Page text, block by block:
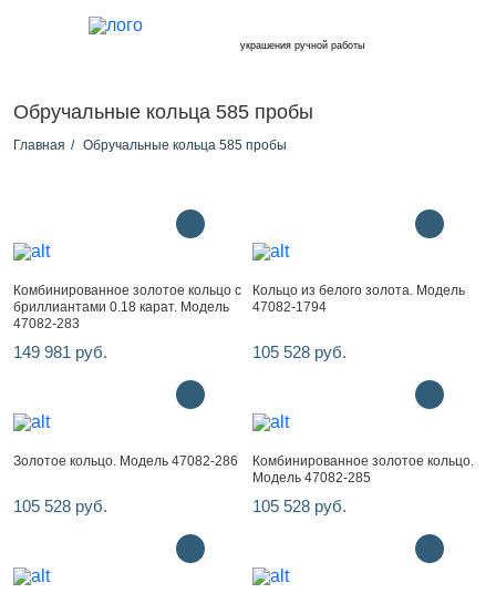
украшения ручной работы
Обручальные кольца 585 пробы
Главная Обручальные кольца 585 пробы
Комбинированное золотое кольцо с
бриллиантами 0.18 карат. Модель
47082-283
149 981 руб.
Кольцо из белого золота. Модель
47082-1794
105 528 руб.
Золотое кольцо. Модель 47082-286
105 528 руб.
Комбинированное золотое кольцо.
Модель 47082-285
105 528 руб.